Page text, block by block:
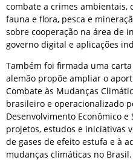
combate a crimes ambientais,
fauna e flora, pesca e
sobre cooperação na área de
governo digital e aplicações
Também foi firmada uma
alemão propõe ampliar o
Combate às Mudanças
brasileiro e operacionalizado
Desenvolvimento Econômico
projetos, estudos e iniciativas
de gases de efeito estufa e à
mudanças climáticas no